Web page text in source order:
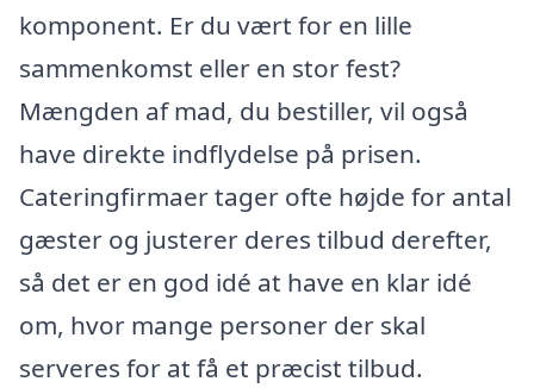
komponent. Er du vært for en lille
sammenkomst eller en stor fest?
Mængden af mad, du bestiller, vil også
have direkte indflydelse på prisen.
Cateringfirmaer tager ofte højde for antal
gæster og justerer deres tilbud derefter,
så det er en god idé at have en klar idé
om, hvor mange personer der skal
serveres for at få et præcist tilbud.